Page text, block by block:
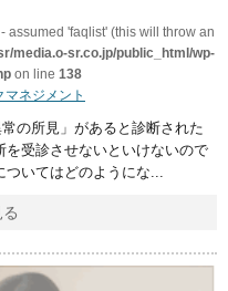
assumed 'faqlist' (this will throw an
media.o-sr.co.jp/public_html/wp-
on line 138
ネジメント
の所見」があると診断された
受診させないといけないので
ついてはどのようにな